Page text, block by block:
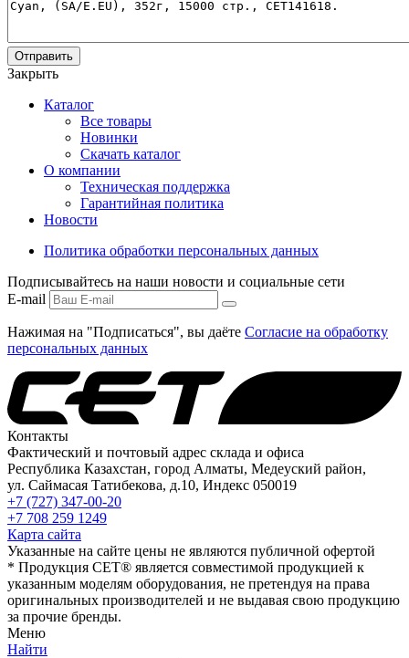
Отправить
Закрыть
Каталог
Все товары
Новинки
Скачать каталог
О компании
Техническая поддержка
Гарантийная политика
Новости
Политика обработки персональных данных
Подписывайтесь на наши новости и социальные сети
E-mail
Нажимая на "Подписаться", вы даёте Согласие на обработку
персональных данных
Контакты
Фактический и почтовый адрес склада и офиса
Республика Казахстан, город Алматы, Медеуский район,
ул. Саймасая Татибекова, д.10, Индекс 050019
+7 (727) 347-00-20
+7 708 259 1249
Карта сайта
Указанные на сайте цены не являются публичной офертой
* Продукция СЕТ® является совместимой продукцией к
указанным моделям оборудования, не претендуя на права
оригинальных производителей и не выдавая свою продукцию
за прочие бренды.
Меню
Найти